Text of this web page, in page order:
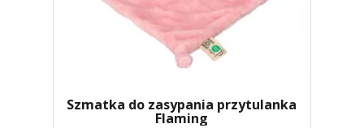
Szmatka do zasypania przytulanka
Flaming